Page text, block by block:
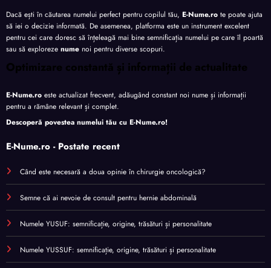
Dacă ești în căutarea numelui perfect pentru copilul tău, E-Nume.ro te poate ajuta
să iei o decizie informată. De asemenea, platforma este un instrument excelent
pentru cei care doresc să înțeleagă mai bine semnificația numelui pe care îl poartă
sau să exploreze nume noi pentru diverse scopuri.
Optimizare constantă și informații de actualitate
E-Nume.ro este actualizat frecvent, adăugând constant noi nume și informații
pentru a rămâne relevant și complet.
Descoperă povestea numelui tău cu E-Nume.ro!
E-Nume.ro - Postate recent
Când este necesară a doua opinie în chirurgie oncologică?
Semne că ai nevoie de consult pentru hernie abdominală
Numele YUSUF: semnificație, origine, trăsături și personalitate
Numele YUSSUF: semnificație, origine, trăsături și personalitate